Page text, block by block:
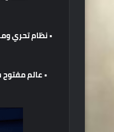
•نظامتحري
•عالممفتوح